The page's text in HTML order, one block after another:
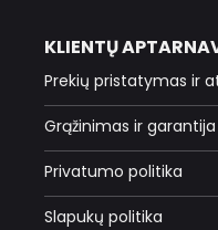
KLIENTŲ
Prekių pristatymas ir
Grąžinimas ir garantija
Privatumo politika
Slapukų politika